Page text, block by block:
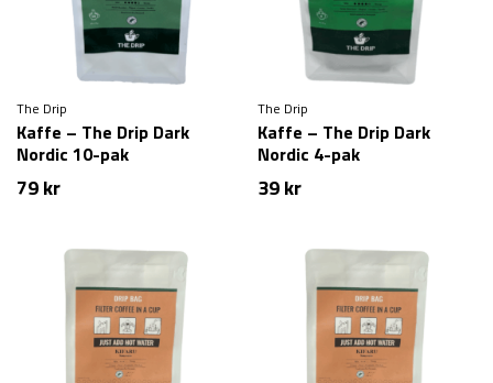
The Drip
Kaffe – The Drip Dark
Nordic 10-pak
79kr
The Drip
Kaffe – The Drip Dark
Nordic 4-pak
39kr